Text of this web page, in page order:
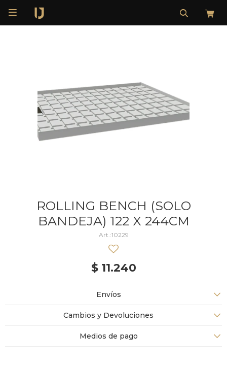

ROLLING BENCH (SOLO
BANDEJA) 122 X 244CM
10229
$ 11.240
Envíos
Cambios y Devoluciones
Medios de pago